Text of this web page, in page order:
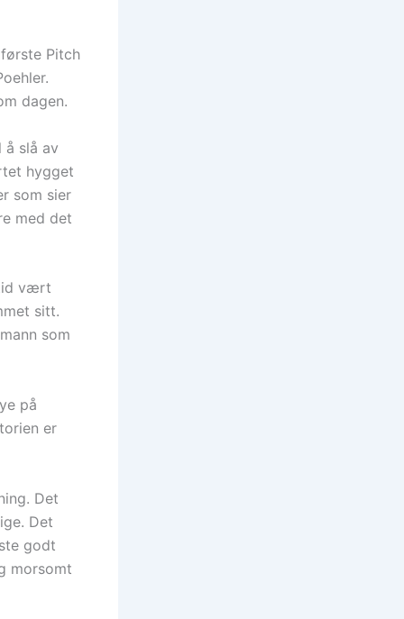
Pitch
dagen.
slå av
hygget
som sier
med det
vært
sitt.
som
på
er
Det
Det
godt
morsomt